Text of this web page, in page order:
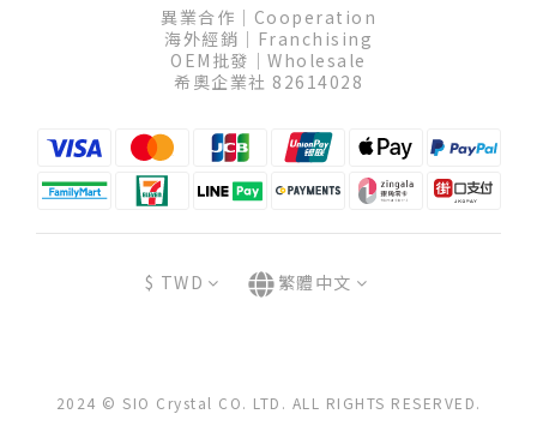
異業合作│Cooperation
海外經銷│Franchising
OEM批發│Wholesale
希奧企業社 82614028
$ TWD 繁體中文
2024 © SIO Crystal CO. LTD. ALL RIGHTS RESERVED.